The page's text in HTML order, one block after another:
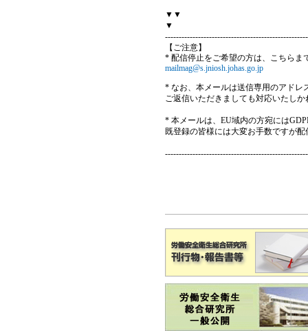
▼▼
▼
【ご注意】
* 配信停止をご希望の方は、こちらま
mailmag@s.jniosh.johas.go.jp
* なお、本メールは送信専用のアドレ
ご返信いただきましても対応いたし
* 本メールは、EU域内の方宛には
既登録の皆様には大変お手数ですが